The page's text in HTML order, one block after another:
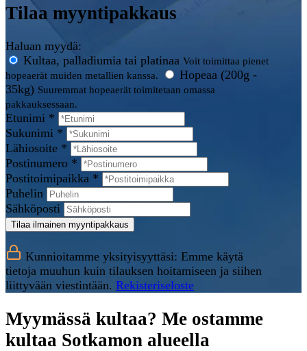
Tilaa myyntipakkaus
Haluan myydä:
Kultaa, palladiumia tai platinaa Voit toimittaa pienet
hopeaerät muiden metallien kanssa.
Hopeaa (200g -
35kg) Suuremmat hopeaerät toimitetaan omassa
pakkauksessaan.
Etunimi *
Sukunimi *
Lähiosoite *
Postinumero *
Postitoimipaikka *
Puhelin
Sähköposti
Tilaa ilmainen myyntipakkaus
Kunnioitamme yksityisyyttäsi: Emme käytä
tietoja muuhun kuin tilauksen hoitamiseen ja siihen
liittyvään viestintään. Rekisteriseloste
Myymässä kultaa? Me ostamme
kultaa Sotkamon alueella